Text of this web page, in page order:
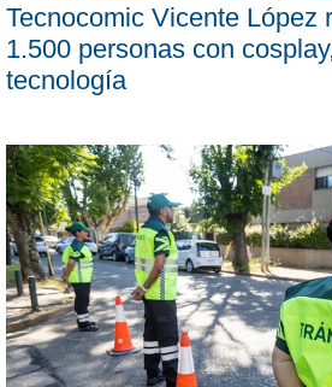
Tecnocomic Vicente López
1.500 personas con
tecnología